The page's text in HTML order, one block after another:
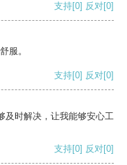
支持[0] 反对[0]
服。
支持[0] 反对[0]
及时解决，让我能够安心工
支持[0] 反对[0]